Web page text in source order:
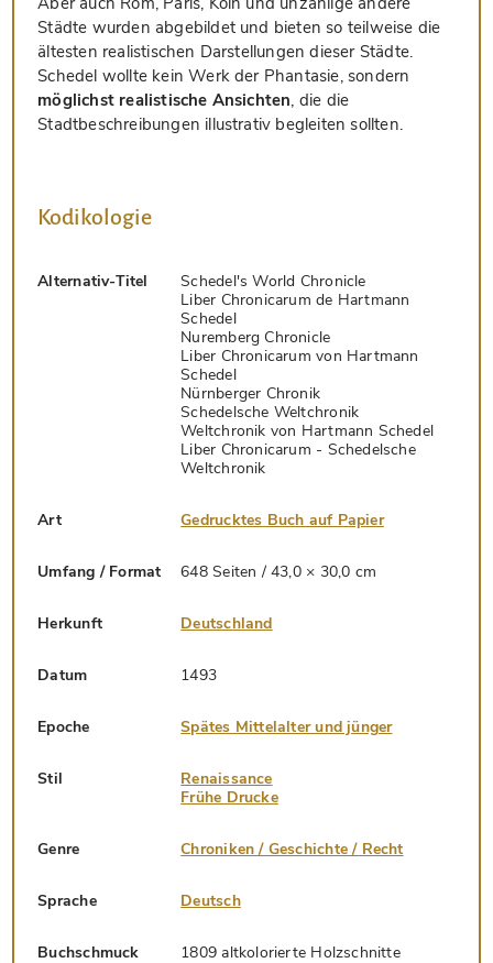
Städte wurden abgebildet und bieten so teilweise die
ältesten realistischen Darstellungen dieser Städte.
Schedel wollte kein Werk der Phantasie, sondern
möglichst realistische Ansichten, die die
Stadtbeschreibungen illustrativ begleiten sollten.
Kodikologie
Alternativ-Titel
Schedel's World Chronicle
Liber Chronicarum de Hartmann
Schedel
Nuremberg Chronicle
Liber Chronicarum von Hartmann
Schedel
Nürnberger Chronik
Schedelsche Weltchronik
Weltchronik von Hartmann Schedel
Liber Chronicarum - Schedelsche
Weltchronik
Art Gedrucktes Buch auf Papier
Umfang / Format 648 Seiten / 43,0 × 30,0 cm
Herkunft Deutschland
Datum 1493
Epoche Spätes Mittelalter und jünger
Stil
Renaissance
Frühe Drucke
Genre Chroniken / Geschichte / Recht
Sprache Deutsch
Buchschmuck 1809 altkolorierte Holzschnitte